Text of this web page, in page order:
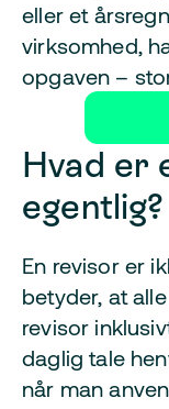
eller et
virksomhed,
opgaven –
Hvad er
egentlig?
En revisor er
betyder, at
revisor
daglig tale
når man